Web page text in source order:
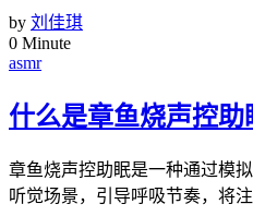
by 刘佳琪
0 Minute
asmr
什么是章鱼烧声控助
章鱼烧声控助眠是一种通过模
听觉场景，引导呼吸节奏，将